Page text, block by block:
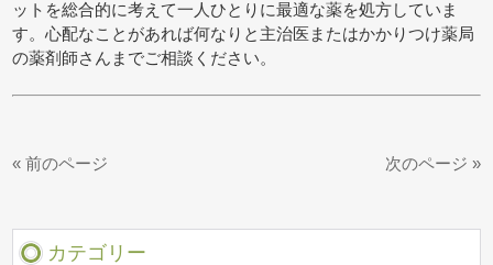
ットを総合的に考えて一人ひとりに最適な薬を処方していま
す。心配なことがあれば何なりと主治医またはかかりつけ薬局
の薬剤師さんまでご相談ください。
« 前のページ 次のページ »
カテゴリー